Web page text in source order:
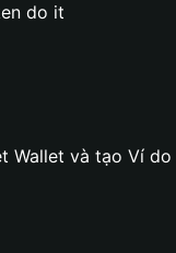
do it
Wallet và tạo Ví